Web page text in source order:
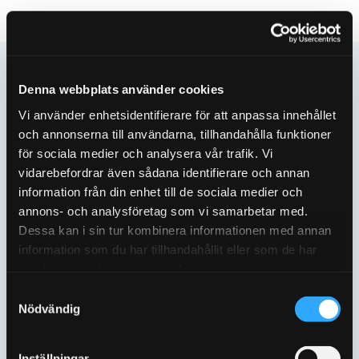
Denna webbplats använder cookies
Vi använder enhetsidentifierare för att anpassa innehållet
och annonserna till användarna, tillhandahålla funktioner
för sociala medier och analysera vår trafik. Vi
vidarebefordrar även sådana identifierare och annan
information från din enhet till de sociala medier och
annons- och analysföretag som vi samarbetar med.
Dessa kan i sin tur kombinera informationen med annan
information som du har tillhandahållit eller som de har
Nödvändig
Våra lösningar fungerar med befintliga
gränssnitt oavsett leverantör. Vi levererar
API-lösningar för de flesta system, så att du
enkelt kan komma igång och inte behöver
investera i nya system för övervakning och
analys.
Ger dig översikt över data
Vi importerar den data du behöver och gör